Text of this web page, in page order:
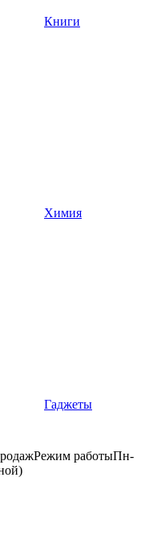
Книги
Химия
Гаджеты
Режим работыПн-